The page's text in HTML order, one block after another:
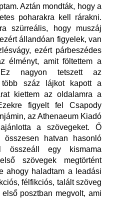
Aztán mondták, hogy a
poharakra kell rárakni.
szürreális, hogy muszáj
állandóan figyelek, van
ezért párbeszédes
élményt, amit föltettem a
Ez nagyon tetszett az
több száz lájkot kapott a
kiettem az oldalamra a
figyelt fel Csapody
az Athenaeum Kiadó
a szövegeket. Ő
hatvan hasonló
összeáll egy kismama
szövegek megtörtént
ahogy haladtam a leadási
félfikciós, talált szöveg
posztban megvolt, ami